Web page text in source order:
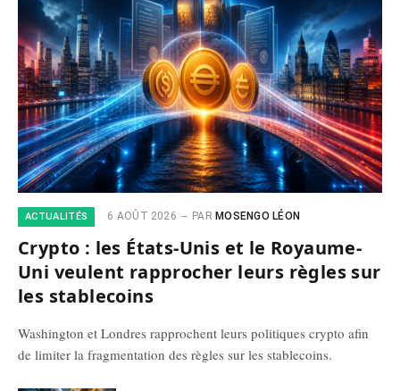
ACTUALITÉS 6 AOÛT 2026 PAR MOSENGO LÉON
Crypto : les États-Unis et le Royaume-
Uni veulent rapprocher leurs règles sur
les stablecoins
Washington et Londres rapprochent leurs politiques crypto afin
de limiter la fragmentation des règles sur les stablecoins.